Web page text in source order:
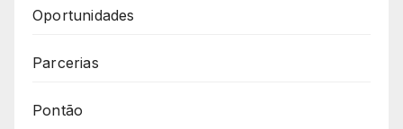
Oportunidades
Parcerias
Pontão